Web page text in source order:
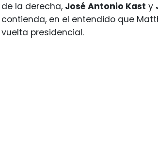
de la derecha, José Antonio Kast y
contienda, en el entendido que
vuelta presidencial.